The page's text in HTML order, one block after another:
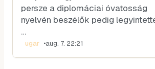
persze a diplomáciai óvatosság
nyelvén beszélők pedig
…
ugar •aug. 7. 22:21